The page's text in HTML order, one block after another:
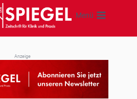
Menü
Anzeige